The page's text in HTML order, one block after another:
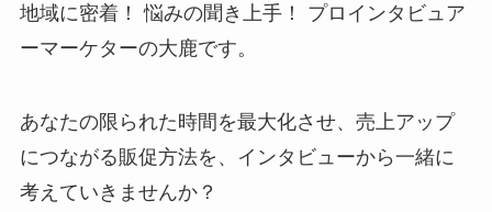
地域に密着！ 悩みの聞き上手！ プロインタビュア
ーマーケターの大鹿です。
あなたの限られた時間を最大化させ、売上アップ
につながる販促方法を、インタビューから一緒に
考えていきませんか？